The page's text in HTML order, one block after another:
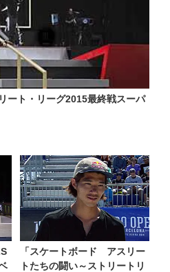
ート・リーグ2015最終戦スーパ
「スケートボード アスリー
トたちの闘い～ストリートリ